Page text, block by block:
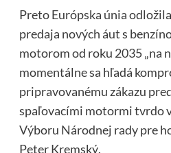
Preto Európska únia
predaja nových áut s
motorom od roku 2035 „na
momentálne sa hľadá
pripravovanému zákazu
spaľovacími motormi tvrdo
Výboru Národnej rady pre
Peter Kremský.